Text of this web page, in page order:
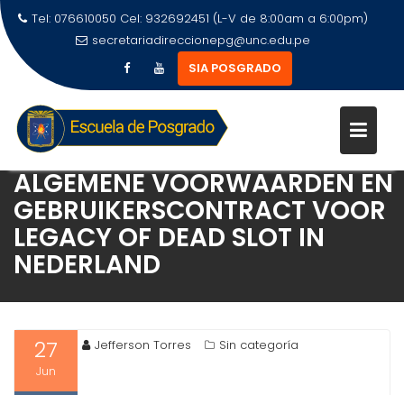
Tel: 076610050 Cel: 932692451 (L-V de 8:00am a 6:00pm)
secretariadireccionepg@unc.edu.pe
SIA POSGRADO
ALGEMENE VOORWAARDEN EN
GEBRUIKERSCONTRACT VOOR
LEGACY OF DEAD SLOT IN
NEDERLAND
27
Jun
Jefferson Torres Sin categoría